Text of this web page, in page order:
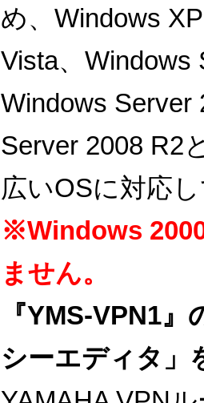
め、Windows
Vista、Windows
Windows Server
Server 2008 R2
広いOSに対応
※Windows
ません。
『YMS-VPN1
シーエディタ」